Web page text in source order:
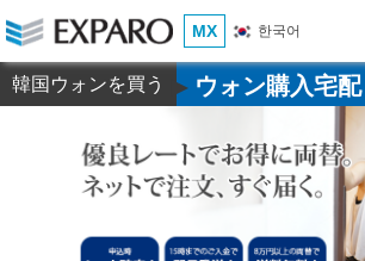
MX 한국어
韓国ウォンを買う ▶ウォン購入宅配